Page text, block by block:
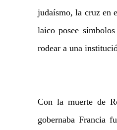
judaísmo, la cruz en
laico posee
rodear a una
Con la muerte de
gobernaba Francia